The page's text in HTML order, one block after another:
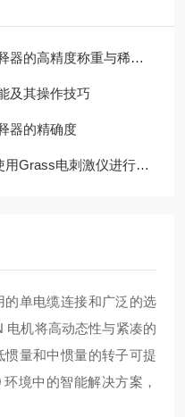
高精度称重与稀释功能
及其操作技巧
器的精确度
电刺激仪进行组织刺激
的单电缆连接和广泛的选
电机将高动态性与紧凑的
量和中惯量的转子可提
境中的智能解决方案，